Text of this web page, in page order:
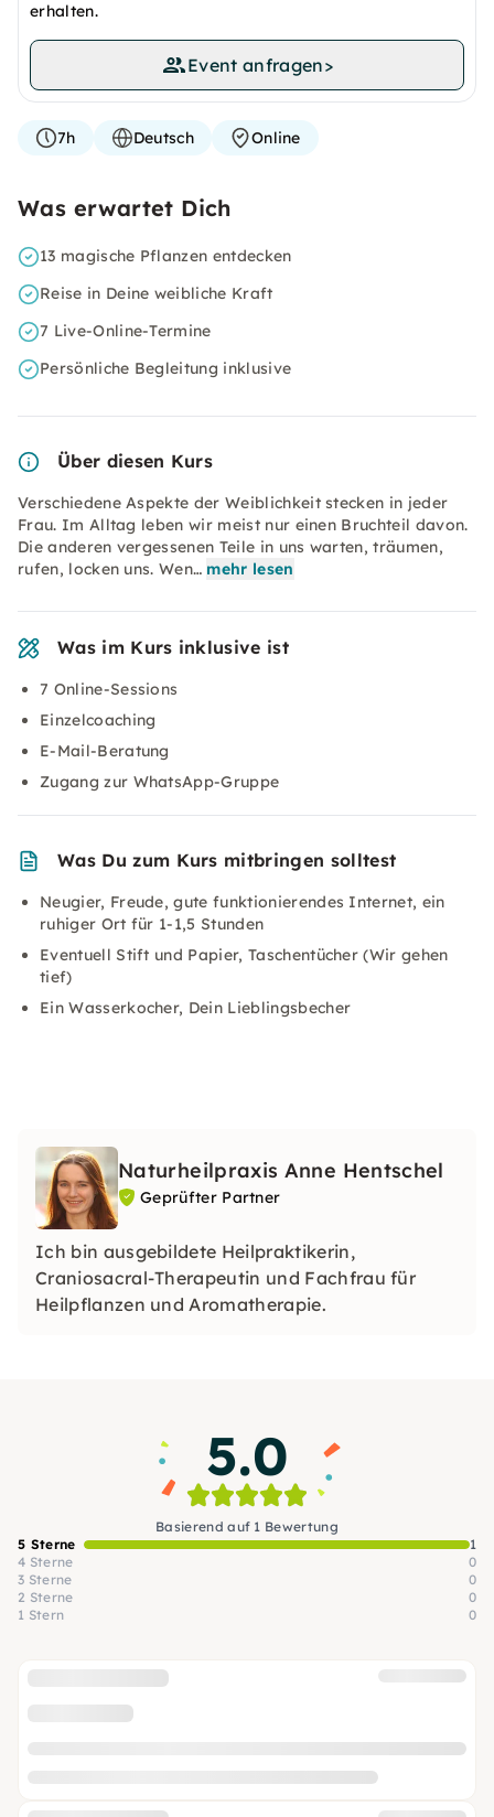
erhalten.
Event anfragen>
7h Deutsch Online
Was erwartet Dich
13 magische Pflanzen entdecken
Reise in Deine weibliche Kraft
7 Live-Online-Termine
Persönliche Begleitung inklusive
Über diesen Kurs
Verschiedene Aspekte der Weiblichkeit stecken in jeder
Frau. Im Alltag leben wir meist nur einen Bruchteil davon.
Die anderen vergessenen Teile in uns warten, träumen,
rufen, locken uns. Wen… mehr lesen
Was im Kurs inklusive ist
7 Online-Sessions
Einzelcoaching
E-Mail-Beratung
Zugang zur WhatsApp-Gruppe
Was Du zum Kurs mitbringen solltest
Neugier, Freude, gute funktionierendes Internet, ein
ruhiger Ort für 1-1,5 Stunden
Eventuell Stift und Papier, Taschentücher (Wir gehen
tief)
Ein Wasserkocher, Dein Lieblingsbecher
Naturheilpraxis Anne Hentschel
Geprüfter Partner
Ich bin ausgebildete Heilpraktikerin,
Craniosacral-Therapeutin und Fachfrau für
Heilpflanzen und Aromatherapie.
5.0
Basierend auf 1 Bewertung
5 Sterne
1
4 Sterne
0
3 Sterne
0
2 Sterne
0
1 Stern
0